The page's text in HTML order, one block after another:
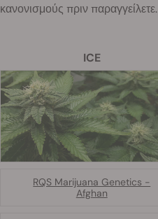
κανονισμούς πριν παραγγείλετε.
ICE
RQS Marijuana Genetics -
Afghan